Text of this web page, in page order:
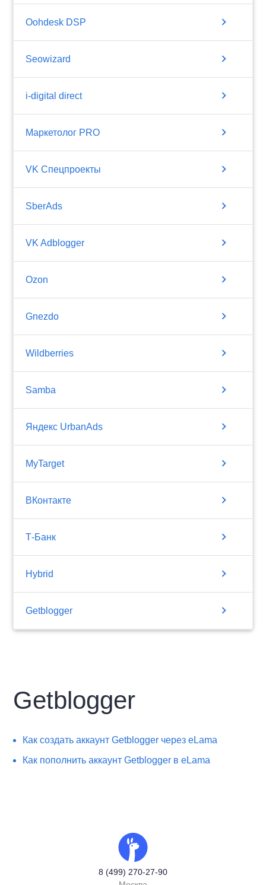
Oohdesk DSP chevron_right
Seowizard chevron_right
i-digital direct chevron_right
Маркетолог PRO chevron_right
VK Спецпроекты chevron_right
SberAds chevron_right
VK Adblogger chevron_right
Ozon chevron_right
Gnezdo chevron_right
Wildberries chevron_right
Samba chevron_right
Яндекс UrbanAds chevron_right
MyTarget chevron_right
ВКонтакте chevron_right
Т-Банк chevron_right
Hybrid chevron_right
Getblogger chevron_right
Getblogger
Как создать аккаунт Getblogger через eLama
Как пополнить аккаунт Getblogger в eLama
8 (499) 270-27-90